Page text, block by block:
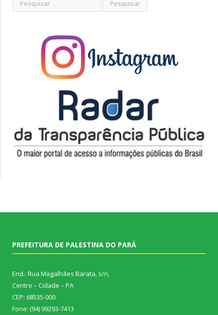
PREFEITURA DE PALESTINA DO PARÁ
End.: Rua Magalhães Barata, s/n,
Centro – Cidade – PA
CEP: 68535-000
Fone: (94) 99293-7413